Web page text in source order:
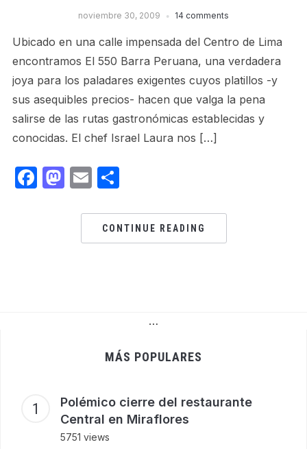
noviembre 30, 2009 14 comments
Ubicado en una calle impensada del Centro de Lima
encontramos El 550 Barra Peruana, una verdadera
joya para los paladares exigentes cuyos platillos -y
sus asequibles precios- hacen que valga la pena
salirse de las rutas gastronómicas establecidas y
conocidas. El chef Israel Laura nos […]
Facebook
Mastodon
EmailShare
CONTINUE READING
…
MÁS POPULARES
Polémico cierre del restaurante
Central en Miraflores
5751 views